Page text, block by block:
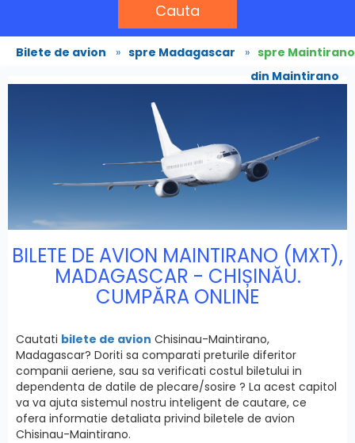
Cauta
Bilete de avion » spre Madagascar » spre Maintirano
din Maintirano
BILETE DE AVION MAINTIRANO (MXT),
MADAGASCAR - CHIȘINĂU.
CUMPĂRA ONLINE
Cautati bilete de avion Chisinau-Maintirano,
Madagascar? Doriti sa comparati preturile diferitor
companii aeriene, sau sa verificati costul biletului in
dependenta de datile de plecare/sosire ? La acest capitol
va va ajuta sistemul nostru inteligent de cautare, ce
ofera informatie detaliata privind biletele de avion
Chisinau-Maintirano.